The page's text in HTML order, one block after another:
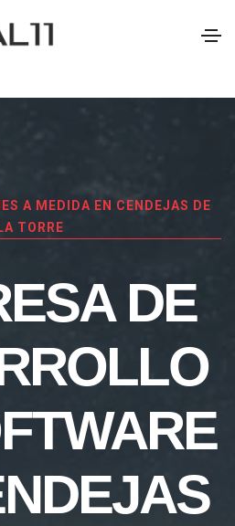
A MEDIDA EN CENDEJAS DE
LA TORRE
DE